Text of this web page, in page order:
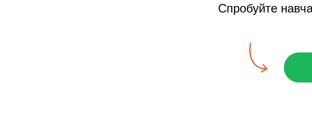
Спробуйте